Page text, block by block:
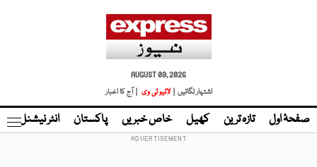
AUGUST 09, 2026
اشتہار لگائیں |
لائیو ٹی وی | آج کا اخبار
صفحۂ اول تازہ ترین کھیل خاص خبریں پاکستان انٹر نیشنل